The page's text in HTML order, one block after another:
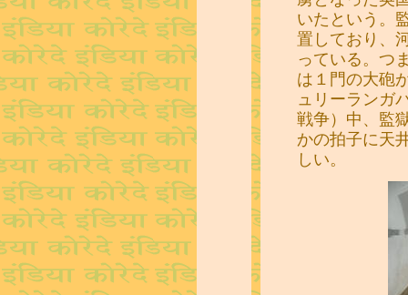
いたという。
置しており、
っている。つ
は１門の大砲
ュリーランガ
戦争）中、監
かの拍子に天
しい。